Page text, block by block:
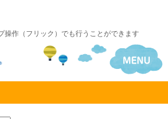
操作（フリック）でも行うことができます